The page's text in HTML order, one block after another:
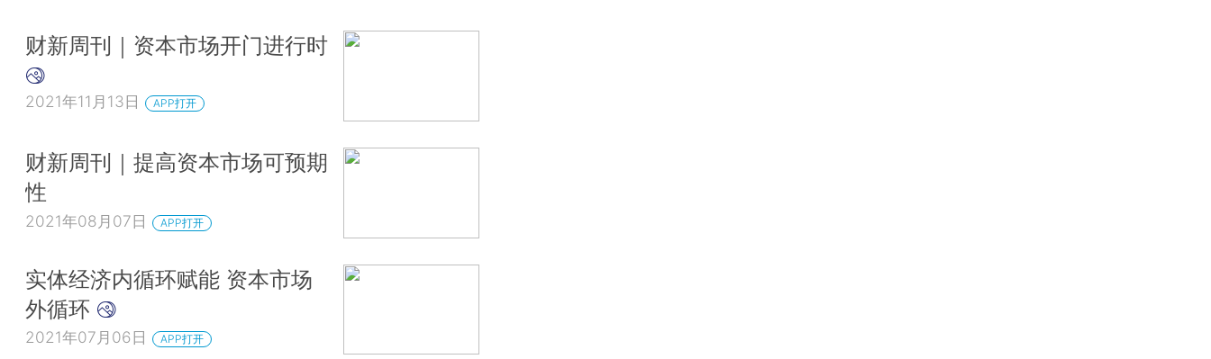
财新周刊｜资本市场开门进行时
2021年11月13日 APP打开
财新周刊｜提高资本市场可预期
性
2021年08月07日 APP打开
实体经济内循环赋能 资本市场
外循环
2021年07月06日 APP打开